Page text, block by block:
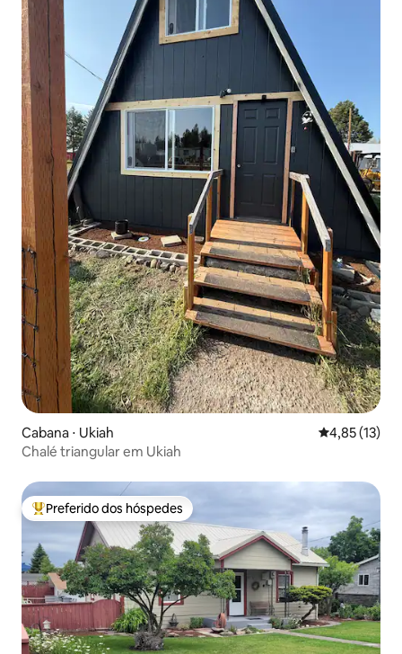
Cabana ⋅ Ukiah 4,85 de uma
4,85 (13)
Chalé triangular em Ukiah
Entre os melhores preferidos dos hóspedes
Preferido dos hóspedes